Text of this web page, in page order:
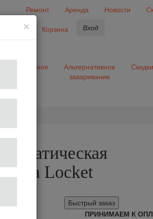
Ремонт Аренда Новости
Корзина Вход
Разное
Альтернативное
заваривание
Скидки
Locket
Быстрый заказ
ПРИНИМАЕМ К
×